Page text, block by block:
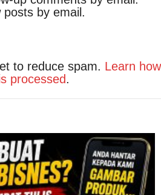
by email.
to reduce spam. Learn how
processed.